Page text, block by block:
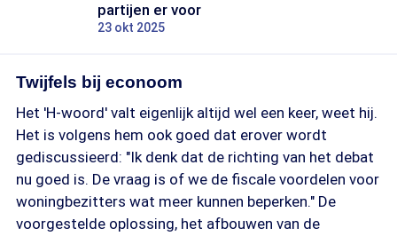
partijen er voor
23 okt 2025
Twijfels bij econoom
Het 'H-woord' valt eigenlijk altijd wel een keer, weet hij.
Het is volgens hem ook goed dat erover wordt
gediscussieerd: "Ik denk dat de richting van het debat
nu goed is. De vraag is of we de fiscale voordelen voor
woningbezitters wat meer kunnen beperken." De
voorgestelde oplossing, het afbouwen van de